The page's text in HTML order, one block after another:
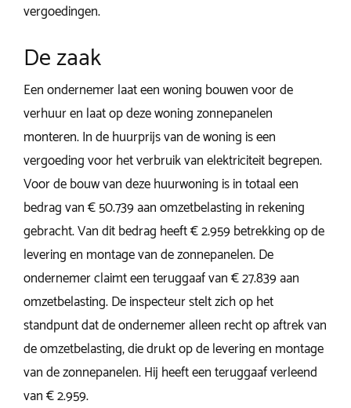
vergoedingen.
De zaak
Een ondernemer laat een woning bouwen voor de
verhuur en laat op deze woning zonnepanelen
monteren. In de huurprijs van de woning is een
vergoeding voor het verbruik van elektriciteit begrepen.
Voor de bouw van deze huurwoning is in totaal een
bedrag van € 50.739 aan omzetbelasting in rekening
gebracht. Van dit bedrag heeft € 2.959 betrekking op de
levering en montage van de zonnepanelen. De
ondernemer claimt een teruggaaf van € 27.839 aan
omzetbelasting. De inspecteur stelt zich op het
standpunt dat de ondernemer alleen recht op aftrek van
de omzetbelasting, die drukt op de levering en montage
van de zonnepanelen. Hij heeft een teruggaaf verleend
van € 2.959.